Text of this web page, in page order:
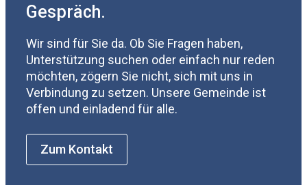
Gespräch.
Wir sind für Sie da. Ob Sie Fragen haben,
Unterstützung suchen oder einfach nur reden
möchten, zögern Sie nicht, sich mit uns in
Verbindung zu setzen. Unsere Gemeinde ist
offen und einladend für alle.
Zum Kontakt